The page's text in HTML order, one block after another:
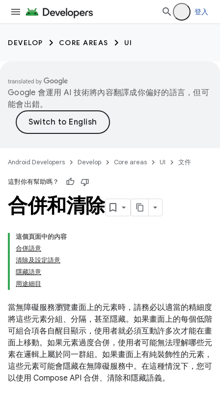
登入
DEVELOP CORE AREAS UI
Google 會運用 AI 技術將內容翻譯成你偏好的語言，但可
能會出錯。
Android Developers Develop Core areas UI 文件
這對你有幫助嗎？
合併和清除
這個頁面中的內容
合併語意
清除及設定語意
隱藏語意
用途細目
當無障礙服務瀏覽畫面上的元素時，請務必以適當的精細度
將這些元素分組、分隔，甚至隱藏。如果畫面上的每個低階
可組合項各自醒目顯示，使用者就必須互動許多次才能在畫
面上移動。如果元素過度合併，使用者可能無法理解哪些元
素在邏輯上屬於同一群組。如果畫面上有純裝飾性的元素，
這些元素可能會隱藏在無障礙服務中。在這種情況下，您可
以使用 Compose API 合併、清除和隱藏語義。